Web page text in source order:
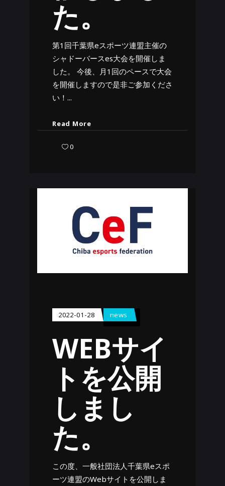
た。
第1回千葉県eスポーツ連盟主催の
シャドーバースes大会を開催しま
した。 今後、月1回のペースで大会
を開催しますので是非ご参加くださ
い！
Read More
0
2022-01-28 news
WEBサイ
トを公開
しまし
た。
この度、一般社団法人千葉県eスポ
ーツ連盟のWebサイトを公開しま